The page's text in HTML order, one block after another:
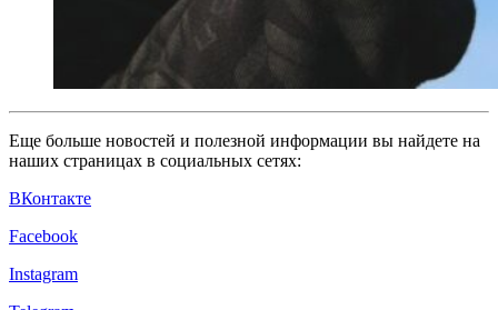
Еще больше новостей и полезной информации вы найдете на
наших страницах в социальных сетях:
ВКонтакте
Facebook
Instagram